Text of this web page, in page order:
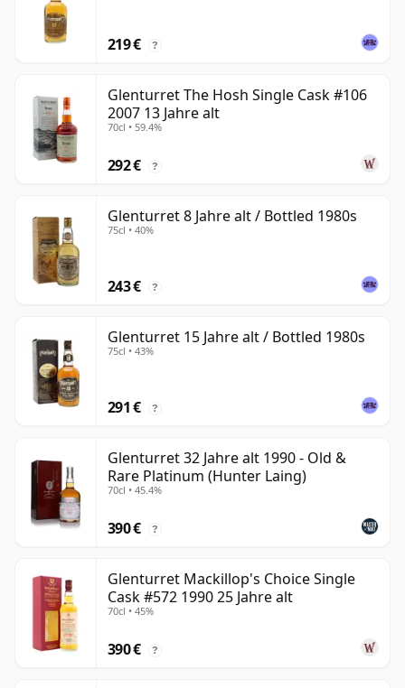
219 € ?
Glenturret The Hosh Single Cask #106
2007 13 Jahre alt
70cl • 59.4%
292 € ?
Glenturret 8 Jahre alt / Bottled 1980s
75cl • 40%
243 € ?
Glenturret 15 Jahre alt / Bottled 1980s
75cl • 43%
291 € ?
Glenturret 32 Jahre alt 1990 - Old &
Rare Platinum (Hunter Laing)
70cl • 45.4%
390 € ?
Glenturret Mackillop's Choice Single
Cask #572 1990 25 Jahre alt
70cl • 45%
390 € ?